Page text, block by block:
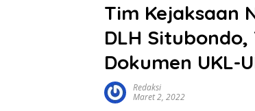
Tim Kejaksaan
DLH
Dokumen UKL-
Redaksi
Maret 2, 2022